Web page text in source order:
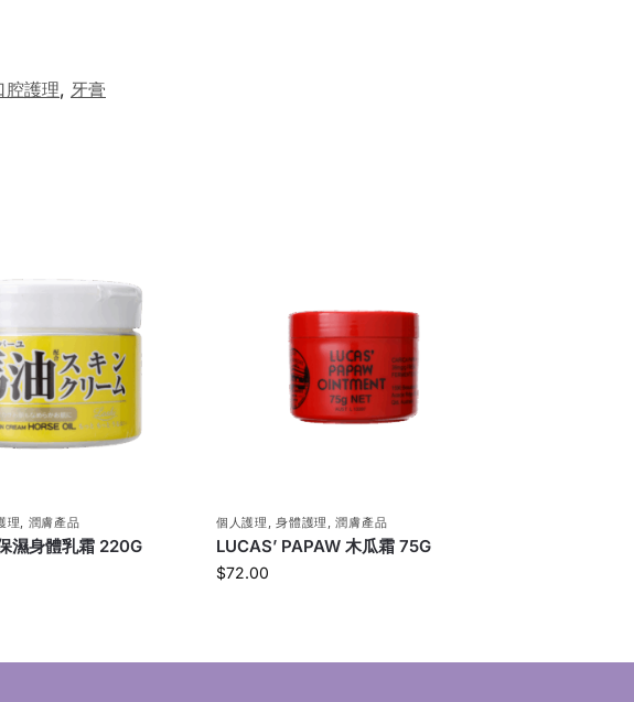
腔護理, 牙膏
理, 潤膚產品
濕身體乳霜 220G
個人護理 ,身體護理 ,潤膚產品
LUCAS’ PAPAW 木瓜霜 75G
$72.00